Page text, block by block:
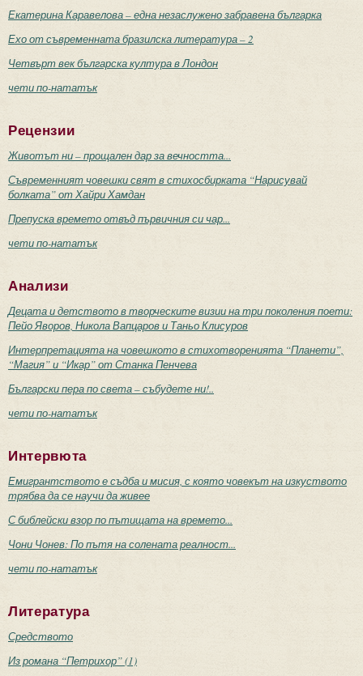
Екатерина Каравелова – една незаслужено забравена българка
Ехо от съвременната бразилска литература – 2
Четвърт век българска култура в Лондон
чети по-нататък
Рецензии
Животът ни – прощален дар за вечността...
Съвременният човешки свят в стихосбирката “Нарисувай
болката” от Хайри Хамдан
Препуска времето отвъд първичния си чар...
чети по-нататък
Анализи
Децата и детството в творческите визии на три поколения поети:
Пейо Яворов, Никола Вапцаров и Таньо Клисуров
Интерпретацията на човешкото в стихотворенията “Планети”,
“Магия” и “Икар” от Станка Пенчева
Български пера по света – събудете ни!..
чети по-нататък
Интервюта
Емигрантството е съдба и мисия, с която човекът на изкуството
трябва да се научи да живее
С библейски взор по пътищата на времето...
Чони Чонев: По пътя на солената реалност...
чети по-нататък
Литература
Средството
Из романа “Петрихор” (1)